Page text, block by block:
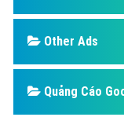
Other Ads
Quảng Cáo